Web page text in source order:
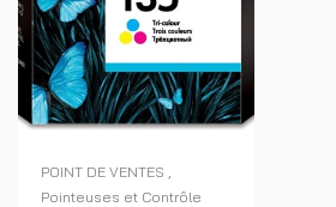
POINT DE VENTES
Pointeuses et Contrôle